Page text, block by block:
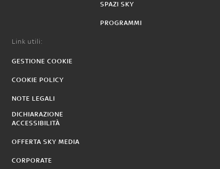
SPAZI SKY
PROGRAMMI
Link utili:
GESTIONE COOKIE
COOKIE POLICY
NOTE LEGALI
DICHIARAZIONE
ACCESSIBILITÀ
OFFERTA SKY MEDIA
CORPORATE